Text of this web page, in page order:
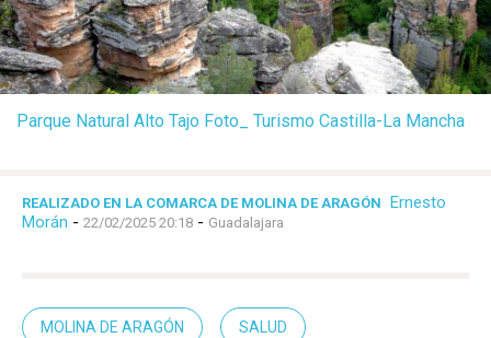
Parque Natural Alto Tajo Foto_ Turismo Castilla-La Mancha
REALIZADO EN LA COMARCA DE MOLINA DE ARAGÓN Ernesto
Morán - 22/02/2025 20:18 - Guadalajara
MOLINA DE ARAGÓN SALUD